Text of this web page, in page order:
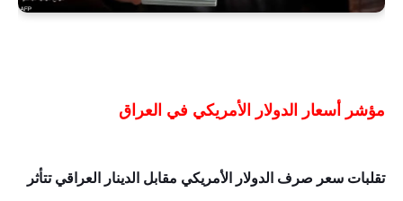
مؤشر أسعار الدولار الأمريكي في العراق
تقلبات سعر صرف الدولار الأمريكي مقابل الدينار العراقي تتأثر